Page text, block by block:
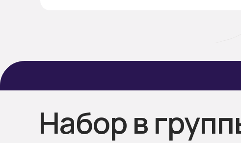
Набор в